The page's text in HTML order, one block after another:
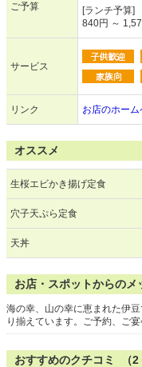
ご予算
[ランチ予算]
840円 ～
サービス
リンク お店のホーム
オススメ
生桜エビかき揚げ定食
穴子天ぷら定食
天丼
お店・スポットからのメ
海の幸、山の幸に恵まれた伊
り揃えています。ご予約、ご
おすすめのクチコミ （2